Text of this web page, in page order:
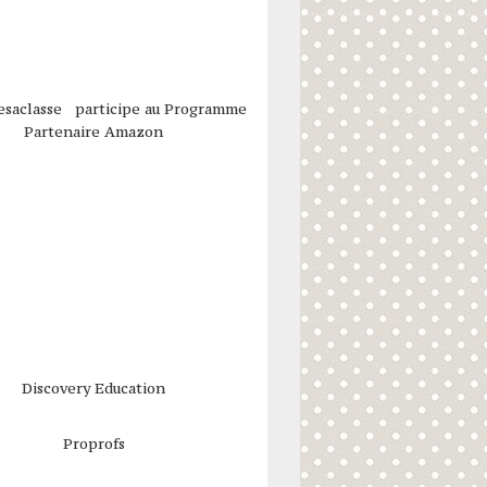
participe au Programme
Partenaire Amazon
Discovery Education
Proprofs